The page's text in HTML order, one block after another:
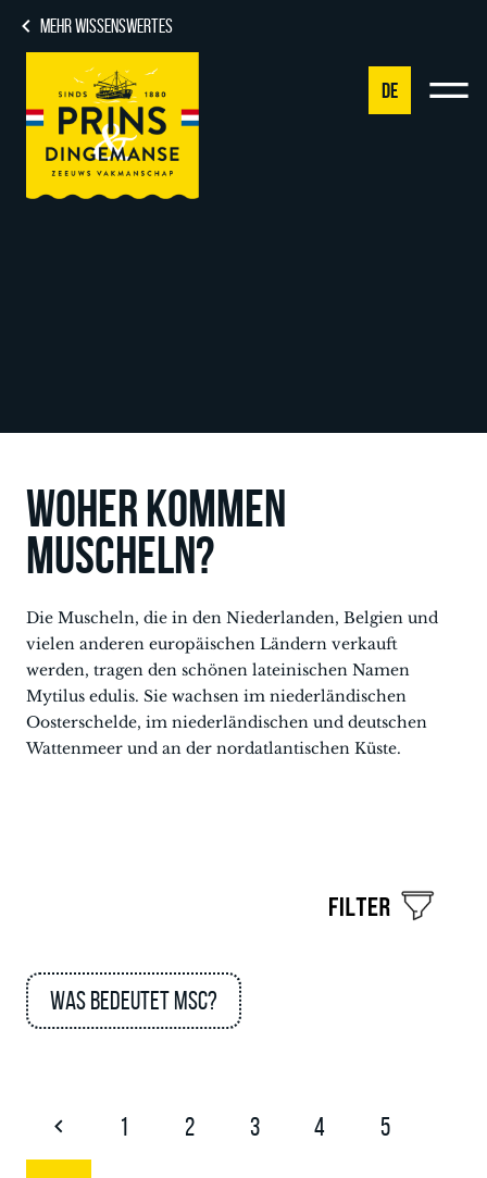
MEHR WISSENSWERTES
DE
Woher kommen
Muscheln?
Die Muscheln, die in den Niederlanden, Belgien und
vielen anderen europäischen Ländern verkauft
werden, tragen den schönen lateinischen Namen
Mytilus edulis. Sie wachsen im niederländischen
Oosterschelde, im niederländischen und deutschen
Wattenmeer und an der nordatlantischen Küste.
Was bedeutet MSC?
1 2 3 4 5